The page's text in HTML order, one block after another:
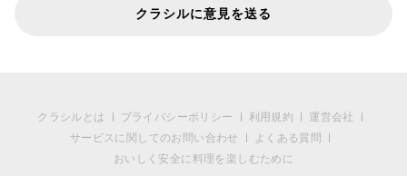
クラシルに意見を送る
クラシルとは プライバシーポリシー 利用規約
運営会社
サービスに関してのお問い合わせ
よくある質問
おいしく安全に料理を楽しむために